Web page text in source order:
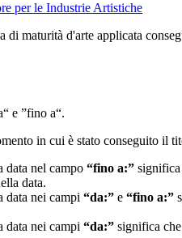
per le Industrie Artistiche
di maturità d'arte applicata
e ”fino a“.
in cui è stato conseguito il
data nel campo “fino a:” significa
data.
data nei campi “da:” e “fino a:”
data nei campi “da:” significa